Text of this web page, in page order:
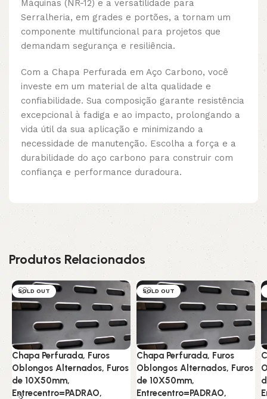
Máquinas (NR-12) e a versatilidade para
Serralheria, em grades e portões, a tornam um
componente multifuncional para projetos que
demandam segurança e resiliência.
Com a Chapa Perfurada em Aço Carbono, você
investe em um material de alta qualidade e
confiabilidade. Sua composição garante resistência
excepcional à fadiga e ao impacto, prolongando a
vida útil da sua aplicação e minimizando a
necessidade de manutenção. Escolha a força e a
durabilidade do aço carbono para construir com
confiança e performance duradoura.
Produtos Relacionados
SOLD OUT
Chapa Perfurada, Furos
Oblongos Alternados, Furos
de 10X50mm,
Entrecentro=PADRAO,
SOLD OUT
Chapa Perfurada, Furos
Oblongos Alternados, Furos
de 10X50mm,
Entrecentro=PADRAO,